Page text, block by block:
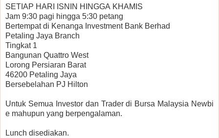
SETIAP HARI ISNIN HINGGA KHAMIS
Jam 9:30 pagi hingga 5:30 petang
Bertempat di Kenanga Investment Bank Berhad
Petaling Jaya Branch
Tingkat 1
Bangunan Quattro West
Lorong Persiaran Barat
46200 Petaling Jaya
Bersebelahan PJ Hilton
Untuk Semua Investor dan Trader di Bursa Malaysia Newbi
e mahupun yang berpengalaman.
Lunch disediakan.